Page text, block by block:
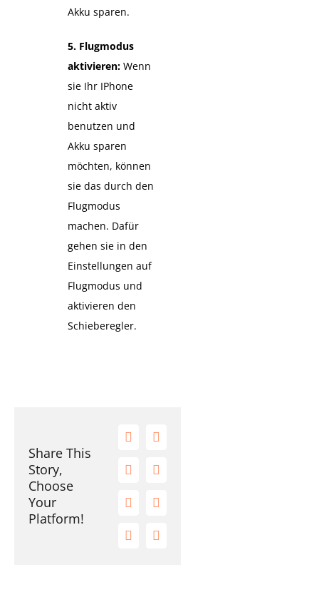
Akku sparen.
5. Flugmodus
aktivieren: Wenn
sie Ihr IPhone
nicht aktiv
benutzen und
Akku sparen
möchten, können
sie das durch den
Flugmodus
machen. Dafür
gehen sie in den
Einstellungen auf
Flugmodus und
aktivieren den
Schieberegler.
Share This
Story,
Choose
Your
Platform!
Facebook
X
RedditLinkedIn
TumblrPinterest
Vk
E-